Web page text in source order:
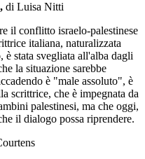
di Luisa Nitti
il conflitto israelo-palestinese
italiana, naturalizzata
stata svegliata all'alba dagli
la situazione sarebbe
è "male assoluto", è
scrittrice, che è impegnata da
palestinesi, ma che oggi,
il dialogo possa riprendere.